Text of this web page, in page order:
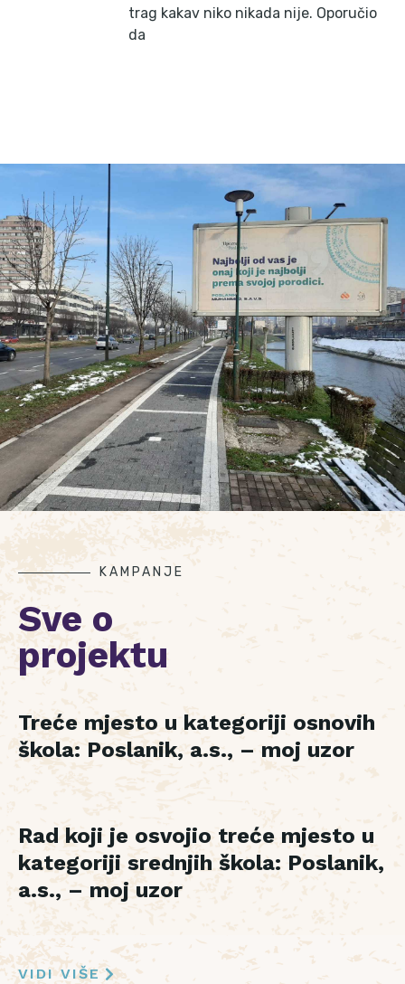
trag kakav niko nikada nije. Oporučio
da
KAMPANJE
Sve o
projektu
Treće mjesto u kategoriji osnovih
škola: Poslanik, a.s., – moj uzor
Rad koji je osvojio treće mjesto u
kategoriji srednjih škola: Poslanik,
a.s., – moj uzor
VIDI VIŠE